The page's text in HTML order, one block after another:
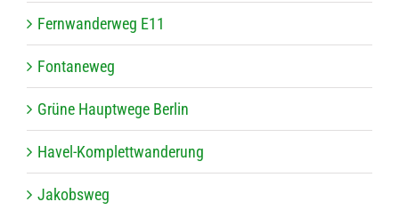
Fern­wan­der­weg E11
Fon­ta­ne­weg
Grüne Haupt­wege Berlin
Havel-Kom­plett­wan­de­rung
Jakobs­weg